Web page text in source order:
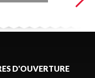
D'OUVERTURE